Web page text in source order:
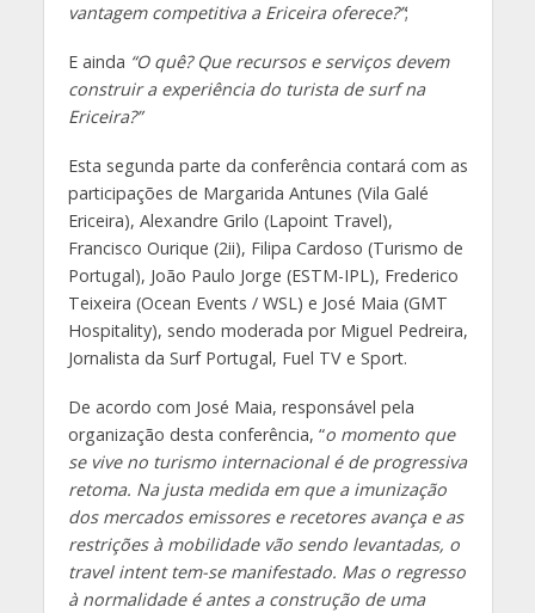
vantagem competitiva a Ericeira oferece?”;
E ainda “O quê? Que recursos e serviços devem
construir a experiência do turista de surf na
Ericeira?”
Esta segunda parte da conferência contará com as
participações de Margarida Antunes (Vila Galé
Ericeira), Alexandre Grilo (Lapoint Travel),
Francisco Ourique (2ii), Filipa Cardoso (Turismo de
Portugal), João Paulo Jorge (ESTM-IPL), Frederico
Teixeira (Ocean Events / WSL) e José Maia (GMT
Hospitality), sendo moderada por Miguel Pedreira,
Jornalista da Surf Portugal, Fuel TV e Sport.
De acordo com José Maia, responsável pela
organização desta conferência, “o momento que
se vive no turismo internacional é de progressiva
retoma. Na justa medida em que a imunização
dos mercados emissores e recetores avança e as
restrições à mobilidade vão sendo levantadas, o
travel intent tem-se manifestado. Mas o regresso
à normalidade é antes a construção de uma